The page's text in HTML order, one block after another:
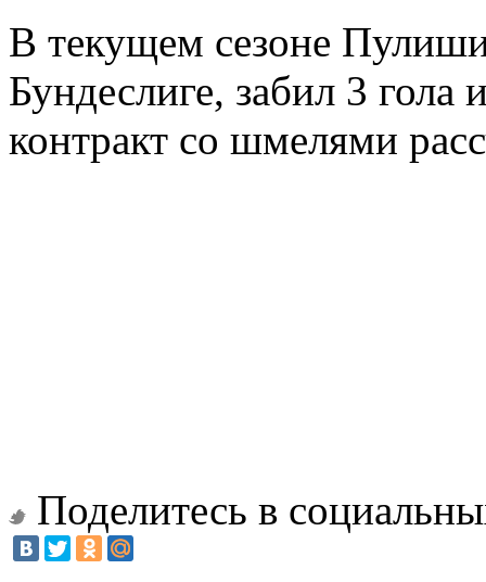
В текущем сезоне
Бундеслиге, забил 3 гола
контракт со шмелями
Поделитесь в